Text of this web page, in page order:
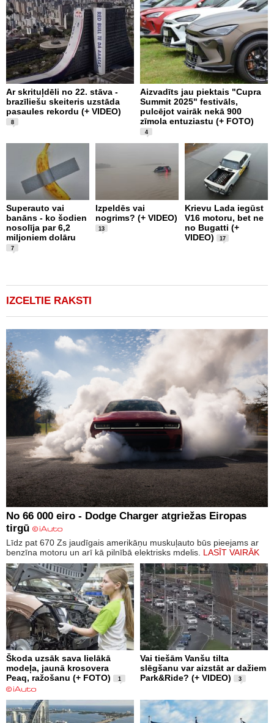
Ar skrituļdēli no 22. stāva -
brazīliešu skeiteris uzstāda
pasaules rekordu (+ VIDEO)
8
Aizvadīts jau piektais "Cupra
Summit 2025" festivāls,
pulcējot vairāk nekā 900
zīmola entuziastu (+ FOTO)
4
Superauto vai
banāns - ko šodien
nosolīja par 6,2
miljoniem dolāru
7
Izpeldēs vai
nogrims? (+ VIDEO)
13
Krievu Lada iegūst
V16 motoru, bet ne
no Bugatti (+
VIDEO)
17
IZCELTIE RAKSTI
No 66 000 eiro - Dodge Charger atgriežas Eiropas
tirgū
Līdz pat 670 Zs jaudīgais amerikāņu muskuļauto būs pieejams ar
benzīna motoru un arī kā pilnībā elektrisks mdelis. LASĪT VAIRĀK
Škoda uzsāk sava lielākā
modeļa, jaunā krosovera
Peaq, ražošanu (+ FOTO)
1
Vai tiešām Vanšu tilta
slēgšanu var aizstāt ar dažiem
Park&Ride? (+ VIDEO)
3